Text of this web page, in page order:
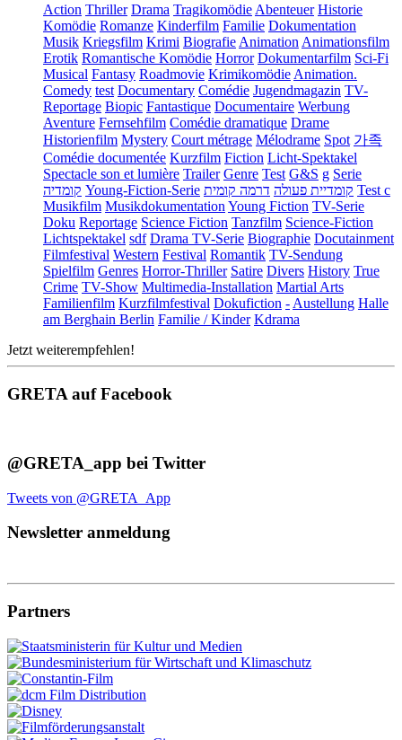
Action Thriller Drama Tragikomödie Abenteuer Historie
Komödie Romanze Kinderfilm Familie Dokumentation
Musik Kriegsfilm Krimi Biografie Animation Animationsfilm
Erotik Romantische Komödie Horror Dokumentarfilm Sci-Fi
Musical Fantasy Roadmovie Krimikomödie Animation.
Comedy test Documentary Comédie Jugendmagazin TV-
Reportage Biopic Fantastique Documentaire Werbung
Aventure Fernsehfilm Comédie dramatique Drame
Historienfilm Mystery Court métrage Mélodrame Spot 가족
Comédie documentée Kurzfilm Fiction Licht-Spektakel
Spectacle son et lumière Trailer Genre Test G&S g Serie
קומדיה Young-Fiction-Serie קומדיית פעולה דרמה קומית
Test c
Musikfilm Musikdokumentation Young Fiction TV-Serie
Doku Reportage Science Fiction Tanzfilm Science-Fiction
Lichtspektakel sdf Drama TV-Serie Biographie Docutainment
Filmfestival Western Festival Romantik TV-Sendung
Spielfilm Genres Horror-Thriller Satire Divers History True
Crime TV-Show Multimedia-Installation Martial Arts
Familienfilm Kurzfilmfestival Dokufiction - Austellung Halle
am Berghain Berlin Familie / Kinder Kdrama
Jetzt weiterempfehlen!
GRETA auf Facebook
@GRETA_app bei Twitter
Tweets von @GRETA_App
Newsletter anmeldung
Partners